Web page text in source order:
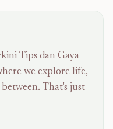
Tips dan Gaya
we explore life,
That's just